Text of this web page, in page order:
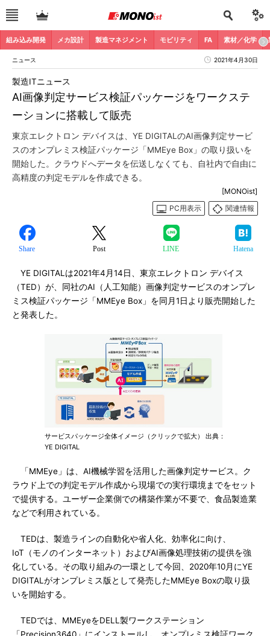
組み込み開発 メカ設計 製造マネジメント モビリティ FA 素材／化学
ニュース 2021年4月30日
AI画像判定サービス検証パッケージをワークステ
ーションに搭載して販売
製造ITニュース
東京エレクトロン デバイスは、YE DIGITALのAI画像判定サービ
スのオンプレミス検証パッケージ「MMEye Box」の取り扱いを
開始した。クラウドへデータを伝送しなくても、自社内で自由に
高精度の判定モデルを作成できる。
[MONOist]
PC用表示
関連情報
Share Post LINE Hatena
YE DIGITALは2021年4月14日、東京エレクトロン デバイス
（TED）が、同社のAI（人工知能）画像判定サービスのオンプレ
ミス検証パッケージ「MMEye Box」を同月1日より販売開始した
と発表した。
サービスパッケージ全体イメージ（クリックで拡大） 出典：
YE DIGITAL
「MMEye」は、AI機械学習を活用した画像判定サービス。ク
ラウド上での判定モデル作成から現場での実行環境までをセット
で提供する。ユーザー企業側での構築作業が不要で、食品製造業
などで利用されている。
TEDは、製造ラインの自動化や省人化、効率化に向け、
IoT（モノのインターネット）およびAI画像処理技術の提供を強
化している。その取り組みの一環として今回、2020年10月にYE
DIGITALがオンプレミス版として発売したMMEye Boxの取り扱
いを開始する。
TEDでは、MMEyeをDELL製ワークステーション